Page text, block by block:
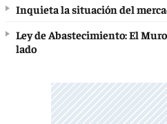
Inquieta la situación del
Ley de Abastecimiento: El
lado